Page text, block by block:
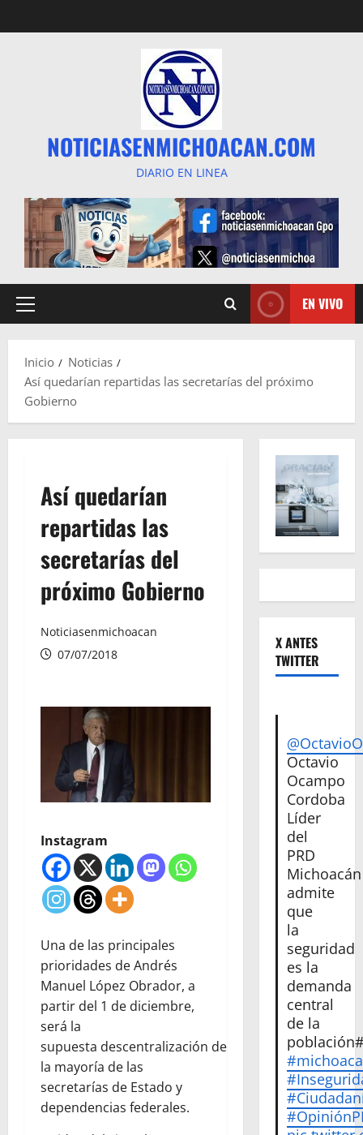
al
NOTICIASENMICHOACAN.COM
DIARIO EN LINEA
Menú
EN VIVO
Inicio
Noticias
Así quedarían repartidas las secretarías del próximo
Gobierno
Así quedarían
repartidas las
secretarías del
próximo Gobierno
Noticiasenmichoacan
07/07/2018
Instagram
Una de las principales
prioridades de Andrés
Manuel López Obrador, a
partir del 1 de diciembre,
será la
supuesta descentralización de
la mayoría de las
secretarías de Estado y
dependencias federales.
X ANTES
TWITTER
Octavio
Ocampo
Cordoba
Líder
del
PRD
Michoacán
admite
que
la
seguridad
es la
demanda
central
de la